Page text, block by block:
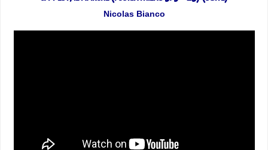
Nicolas Bianco